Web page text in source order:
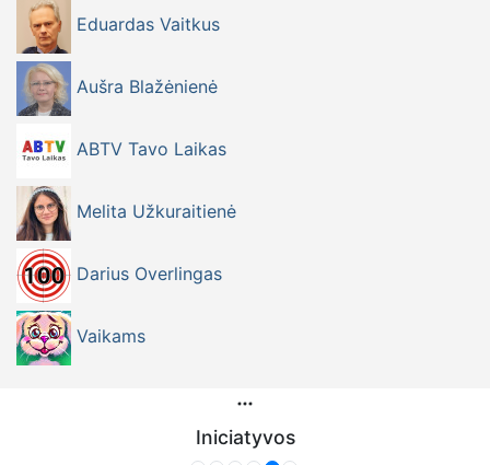
Eduardas Vaitkus
Aušra Blažėnienė
ABTV Tavo Laikas
Melita Užkuraitienė
Darius Overlingas
Vaikams
Iniciatyvos